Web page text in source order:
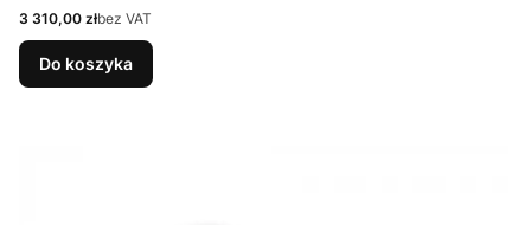
Cena
3 310,00 złbez VAT
Do koszyka